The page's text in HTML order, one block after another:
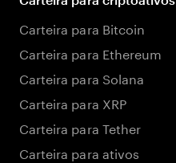
Carteira para Bitcoin
Carteira para Ethereum
Carteira para Solana
Carteira para XRP
Carteira para Tether
Carteira para ativos